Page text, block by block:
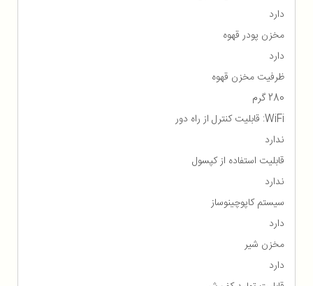
دارد
مخزن پودر قهوه
دارد
ظرفیت مخزن قهوه
280 گرم
WiFi: قابلیت کنترل از راه دور
ندارد
قابلیت استفاده از کپسول
ندارد
سیستم کاپوچینوساز
دارد
مخزن شیر
دارد